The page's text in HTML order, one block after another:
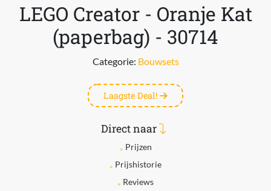
LEGO Creator - Oranje Kat
(paperbag) - 30714
Categorie: Bouwsets
Laagste Deal!
Direct naar
Prijzen
Prijshistorie
Reviews